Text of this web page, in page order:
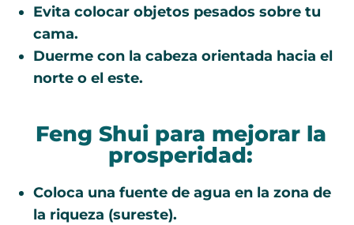
Evita colocar objetos pesados sobre tu
cama.
Duerme con la cabeza orientada hacia el
norte o el este.
Feng Shui para mejorar la
prosperidad:
Coloca una fuente de agua en la zona de
la riqueza (sureste).